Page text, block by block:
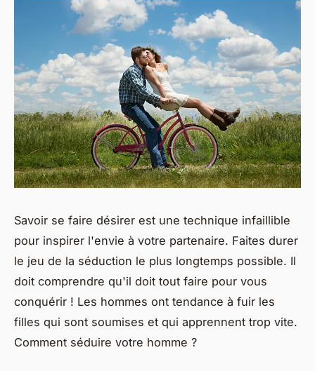
Savoir se faire désirer est une technique infaillible
pour inspirer l'envie à votre partenaire. Faites durer
le jeu de la séduction le plus longtemps possible. Il
doit comprendre qu'il doit tout faire pour vous
conquérir ! Les hommes ont tendance à fuir les
filles qui sont soumises et qui apprennent trop vite.
Comment séduire votre homme ?